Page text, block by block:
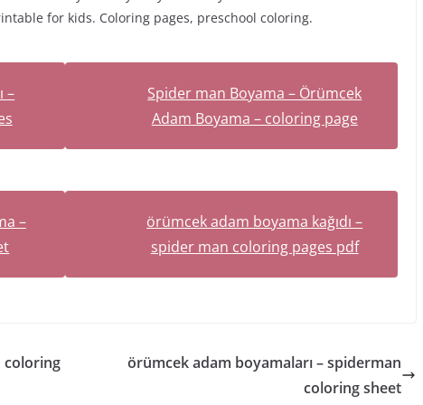
for kids. Coloring pages, preschool coloring.
–
Spider man Boyama – Örümcek
Adam Boyama – coloring page
–
örümcek adam boyama kağıdı –
spider man coloring pages pdf
coloring
örümcek adam boyamaları – spiderman
coloring sheet